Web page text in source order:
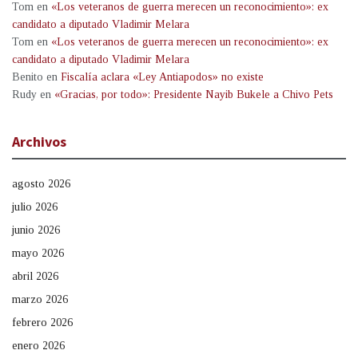
Tom en «Los veteranos de guerra merecen un reconocimiento»: ex
candidato a diputado Vladimir Melara
Tom en «Los veteranos de guerra merecen un reconocimiento»: ex
candidato a diputado Vladimir Melara
Benito en Fiscalía aclara «Ley Antiapodos» no existe
Rudy en «Gracias, por todo»: Presidente Nayib Bukele a Chivo Pets
Archivos
agosto 2026
julio 2026
junio 2026
mayo 2026
abril 2026
marzo 2026
febrero 2026
enero 2026